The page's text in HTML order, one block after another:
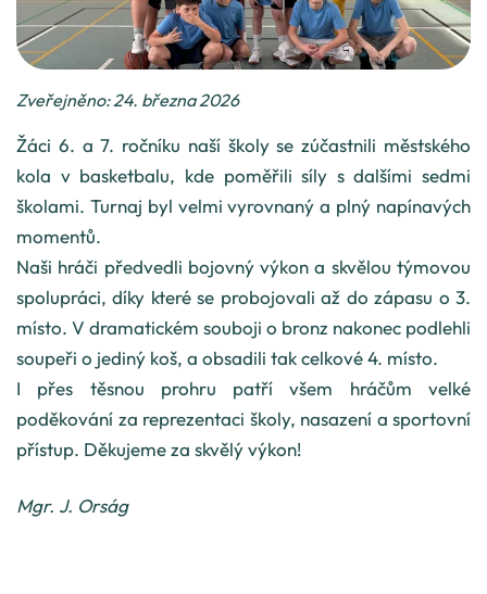
Zveřejněno: 24. března 2026
Žáci 6. a 7. ročníku naší školy se zúčastnili městského
kola v basketbalu, kde poměřili síly s dalšími sedmi
školami. Turnaj byl velmi vyrovnaný a plný napínavých
momentů.
Naši hráči předvedli bojovný výkon a skvělou týmovou
spolupráci, díky které se probojovali až do zápasu o 3.
místo. V dramatickém souboji o bronz nakonec podlehli
soupeři o jediný koš, a obsadili tak celkové 4. místo.
I přes těsnou prohru patří všem hráčům velké
poděkování za reprezentaci školy, nasazení a sportovní
přístup. Děkujeme za skvělý výkon!
Mgr. J. Orság